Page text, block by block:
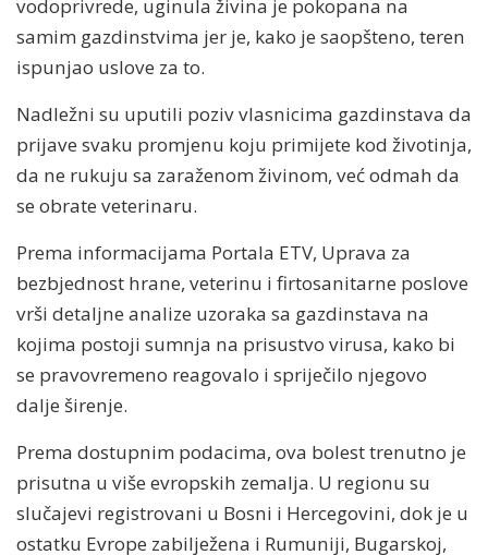
vodoprivrede, uginula živina je pokopana na
samim gazdinstvima jer je, kako je saopšteno, teren
ispunjao uslove za to.
Nadležni su uputili poziv vlasnicima gazdinstava da
prijave svaku promjenu koju primijete kod životinja,
da ne rukuju sa zaraženom živinom, već odmah da
se obrate veterinaru.
Prema informacijama Portala ETV, Uprava za
bezbjednost hrane, veterinu i firtosanitarne poslove
vrši detaljne analize uzoraka sa gazdinstava na
kojima postoji sumnja na prisustvo virusa, kako bi
se pravovremeno reagovalo i spriječilo njegovo
dalje širenje.
Prema dostupnim podacima, ova bolest trenutno je
prisutna u više evropskih zemalja. U regionu su
slučajevi registrovani u Bosni i Hercegovini, dok je u
ostatku Evrope zabilježena i Rumuniji, Bugarskoj,